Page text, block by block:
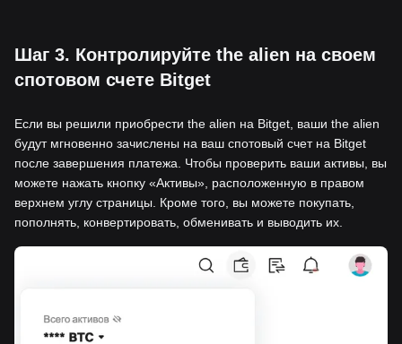
Шаг 3. Контролируйте the alien на своем
спотовом счете Bitget
Если вы решили приобрести the alien на Bitget, ваши the alien
будут мгновенно зачислены на ваш спотовый счет на Bitget
после завершения платежа. Чтобы проверить ваши активы, вы
можете нажать кнопку «Активы», расположенную в правом
верхнем углу страницы. Кроме того, вы можете покупать,
пополнять, конвертировать, обменивать и выводить их.